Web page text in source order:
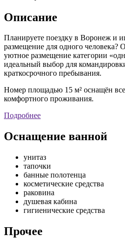
Описание
Планируете поездку в Воронеж и
размещение для одного человека?
уютное размещение категории
идеальный выбор для
краткосрочного пребывания.
Номер площадью 15 м² оснащён
комфортного проживания.
Подробнее
Оснащение ванной
унитаз
тапочки
банные полотенца
косметические средства
раковина
душевая кабина
гигиенические средства
Прочее